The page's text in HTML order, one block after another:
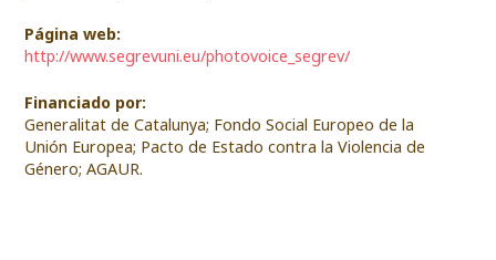
Página web:
http://www.segrevuni.eu/photovoice_segrev/
Financiado por:
Generalitat de Catalunya; Fondo Social Europeo de la
Unión Europea; Pacto de Estado contra la Violencia de
Género; AGAUR.